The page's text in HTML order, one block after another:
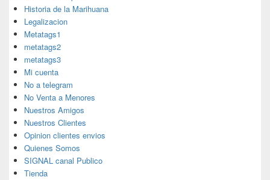
Historia de la Marihuana
Legalizacion
Metatags1
metatags2
metatags3
Mi cuenta
No a telegram
No Venta a Menores
Nuestros Amigos
Nuestros Clientes
Opinion clientes envios
Quienes Somos
SIGNAL canal Publico
Tienda